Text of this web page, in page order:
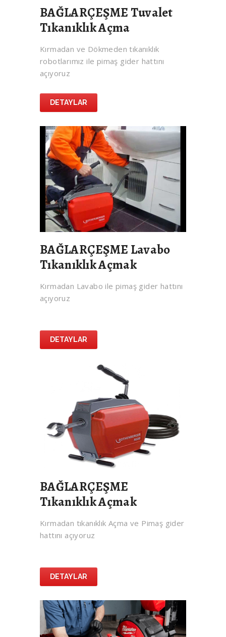
BAĞLARÇEŞME Tuvalet
Tıkanıklık Açma
Kırmadan ve Dökmeden tıkanıklık
robotlarımız ile pimaş gider hattını
açıyoruz
DETAYLAR
BAĞLARÇEŞME Lavabo
Tıkanıklık Açmak
Kırmadan Lavabo ile pimaş gider hattını
açıyoruz
DETAYLAR
BAĞLARÇEŞME
Tıkanıklık Açmak
Kırmadan tıkanıklık Açma ve Pimaş gider
hattını açıyoruz
DETAYLAR